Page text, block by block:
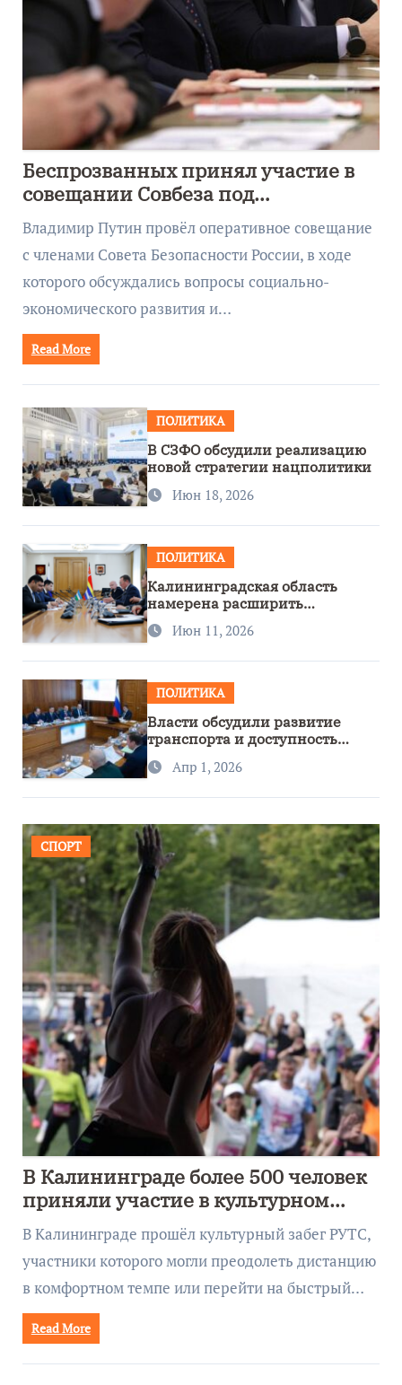
Беспрозванных принял участие в
совещании Совбеза под
руководством Путина
Владимир Путин провёл оперативное совещание
с членами Совета Безопасности России, в ходе
которого обсуждались вопросы социально-
экономического развития и…
Read More
ПОЛИТИКА
В СЗФО обсудили реализацию
новой стратегии нацполитики
Июн 18, 2026
ПОЛИТИКА
Калининградская область
намерена расширить
сотрудничество с Узбекистаном
Июн 11, 2026
ПОЛИТИКА
Власти обсудили развитие
транспорта и доступность
региона
Апр 1, 2026
СПОРТ
В Калининграде более 500 человек
приняли участие в культурном
забеге
В Калининграде прошёл культурный забег РУТС,
участники которого могли преодолеть дистанцию
в комфортном темпе или перейти на быстрый…
Read More